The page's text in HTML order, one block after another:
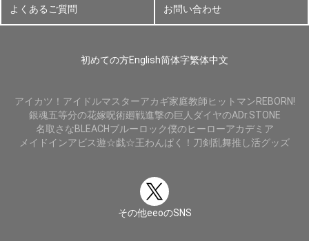
よくあるご質問 お問い合わせ
初めての方English简体字繁体中文
アイカツ！ アイドルマスターアカギ家庭教師ヒットマンREBORN!
銀魂五等分の花嫁呪術廻戦進撃の巨人 ダイヤのADr.STONE
名取さなBLEACHブルーロック僕のヒーローアカデミア
メイドインアビス遊☆戯☆王わんぱく！刀剣乱舞推し活グッズ
その他eeoのSNS